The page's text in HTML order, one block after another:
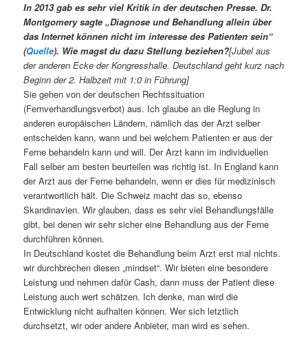
In 2013 gab es sehr viel Kritik in der deutschen Presse. Dr.
Montgomery sagte „Diagnose und Behandlung allein über
das Internet können nicht im interesse des Patienten sein“
(Quelle). Wie magst du dazu Stellung beziehen?[Jubel aus
der anderen Ecke der Kongresshalle. Deutschland geht kurz nach
Beginn der 2. Halbzeit mit 1:0 in Führung]
Sie gehen von der deutschen Rechtssituation
(Fernverhandlungsverbot) aus. Ich glaube an die Reglung in
anderen europäischen Ländern, nämlich das der Arzt selber
entscheiden kann, wann und bei welchem Patienten er aus der
Ferne behandeln kann und will. Der Arzt kann im individuellen
Fall selber am besten beurteilen was richtig ist. In England kann
der Arzt aus der Ferne behandeln, wenn er dies für medizinisch
verantwortlich hält. Die Schweiz macht das so, ebenso
Skandinavien. Wir glauben, dass es sehr viel Behandlungsfälle
gibt, bei denen wir sehr sicher eine Behandlung aus der Ferne
durchführen können.
In Deutschland kostet die Behandlung beim Arzt erst mal nichts.
wir durchbrechen diesen „mindset“. Wir bieten eine besondere
Leistung und nehmen dafür Cash, dann muss der Patient diese
Leistung auch wert schätzen. Ich denke, man wird die
Entwicklung nicht aufhalten können. Wer sich letztlich
durchsetzt, wir oder andere Anbieter, man wird es sehen.